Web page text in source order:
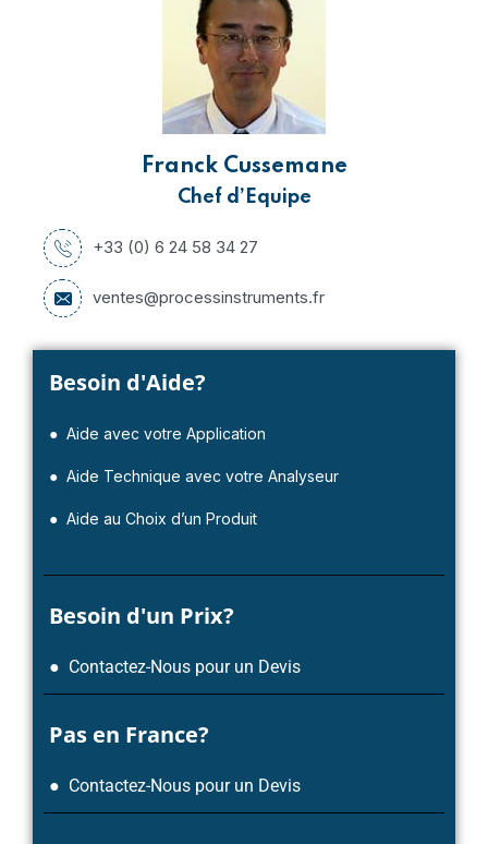
Franck Cussemane
Chef d’Equipe
+33 (0) 6 24 58 34 27
ventes@processinstruments.fr
Besoin d'Aide?
● Aide avec votre Application
● Aide Technique avec votre Analyseur
● Aide au Choix d’un Produit
Besoin d'un Prix?
● Contactez-Nous pour un Devis
Pas en France?
● Contactez-Nous pour un Devis